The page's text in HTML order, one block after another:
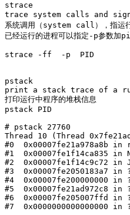
strace
trace system calls and
系统调用（system call），指运行
已经运行的进程可以指定-p参数
strace -ff  -p  PID
pstack
print a stack trace of a
打印运行中程序的堆栈信息
pstack PID
# pstack 27760
Thread 10 (Thread
#0  0x00007fe21a978a8b
#1  0x00007fe1f14ca835
#2  0x00007fe1f14c9c72
#3  0x00007fe2050183a7 in
#4  0x00007fe200000000 in
#5  0x00007fe21ad972c8 in
#6  0x00007fe205007ffd in
#7  0x0000000000000000 in